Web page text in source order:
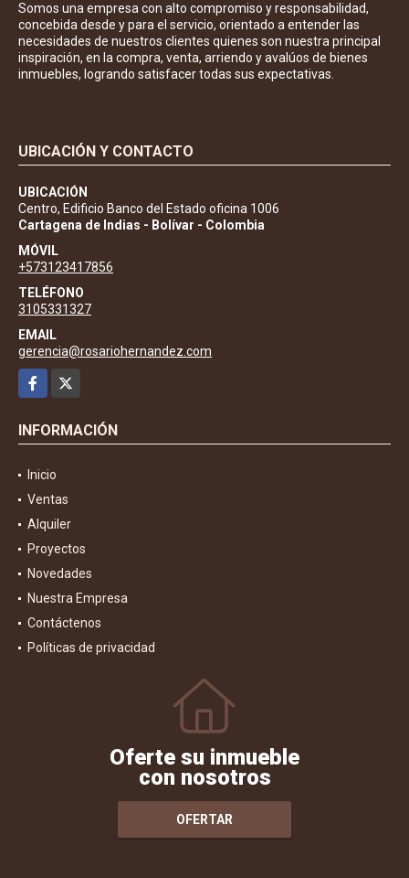
Somos una empresa con alto compromiso y responsabilidad,
concebida desde y para el servicio, orientado a entender las
necesidades de nuestros clientes quienes son nuestra principal
inspiración, en la compra, venta, arriendo y avalúos de bienes
inmuebles, logrando satisfacer todas sus expectativas.
UBICACIÓN Y CONTACTO
UBICACIÓN
Centro, Edificio Banco del Estado oficina 1006
Cartagena de Indias - Bolívar - Colombia
MÓVIL
+573123417856
TELÉFONO
3105331327
EMAIL
gerencia@rosariohernandez.com
Facebook
INFORMACIÓN
Inicio
Ventas
Alquiler
Proyectos
Novedades
Nuestra Empresa
Contáctenos
Políticas de privacidad
Oferte su inmueble
con nosotros
OFERTAR